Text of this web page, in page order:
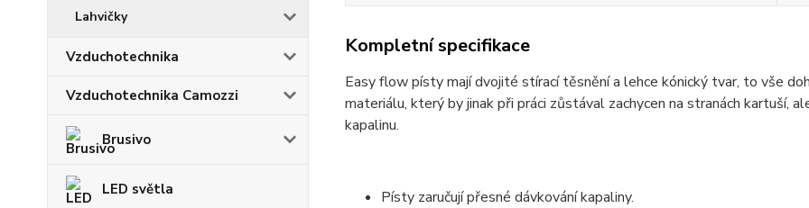
Lahvičky
Vzduchotechnika
Vzduchotechnika Camozzi
Brusivo
LED světla
Kompletní specifikace
Easy flow písty mají dvojité stírací těsnění a lehce kónický tvar, to vše
materiálu, který by jinak při práci zůstával zachycen na stranách kartuší,
kapalinu.
Písty zaručují přesné dávkování kapaliny.